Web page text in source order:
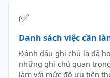
✅
Danh sách việc cần
Đánh dấu ghi chú là đã
những ghi chú quan
làm với mức độ ưu tiên